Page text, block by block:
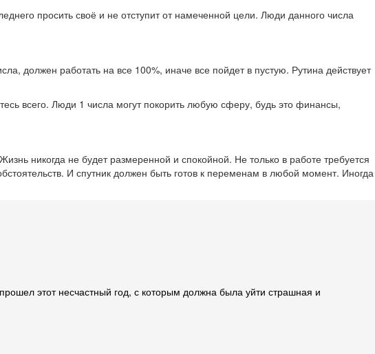
просить своё и не отступит от намеченной цели. Люди данного числа
должен работать на все 100%, иначе все пойдет в пустую. Рутина действует
всего. Люди 1 числа могут покорить любую сферу, будь это финансы,
никогда не будет размеренной и спокойной. Не только в работе требуется
И спутник должен быть готов к переменам в любой момент. Иногда
этот несчастный год, с которым должна была уйти страшная и